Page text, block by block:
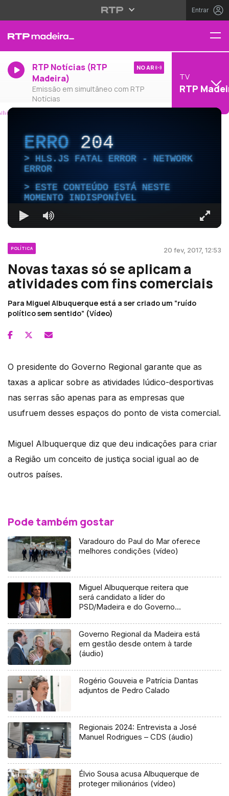
Entrar
RTP Notícias (RTP
Madeira)
Emissão em simultâneo com RTP
Notícias
NO AR
TV
RTP
ERRO204
HLS.JS FATAL ERROR - NETWORK
ERROR
ESTE CONTEÚDO ESTÁ NESTE
MOMENTO INDISPONÍVEL
POLÍTICA 20 fev, 2017, 12:53
Novas taxas só se aplicam a
atividades com fins comerciais
Para Miguel Albuquerque está a ser criado um “ruído
político sem sentido” (Vídeo)
O presidente do Governo Regional garante que as
taxas a aplicar sobre as atividades lúdico-desportivas
nas serras são apenas para as empresas que
usufruem desses espaços do ponto de vista comercial.
Miguel Albuquerque diz que deu indicações para criar
a Região um conceito de justiça social igual ao de
outros países.
Pode também gostar
Varadouro do Paul do Mar oferece
melhores condições (vídeo)
Miguel Albuquerque reitera que
será candidato a líder do
PSD/Madeira e do Governo
Governo Regional da Madeira está
em gestão desde ontem à tarde
(áudio)
Rogério Gouveia e Patrícia Dantas
adjuntos de Pedro Calado
Regionais 2024: Entrevista a José
Manuel Rodrigues – CDS (áudio)
Élvio Sousa acusa Albuquerque de
proteger milionários (vídeo)